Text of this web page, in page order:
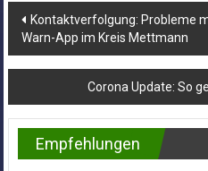
Kontaktverfolgung: Probleme
Warn-App im Kreis Mettmann
Corona Update: So
Empfehlungen